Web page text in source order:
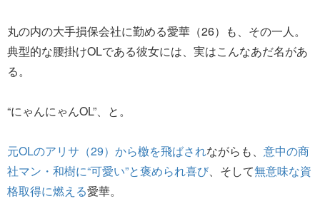
丸の内の大手損保会社に勤める愛華（26）も、その一人。
典型的な腰掛けOLである彼女には、実はこんなあだ名があ
る。
“にゃんにゃんOL”、と。
元OLのアリサ（29）から檄を飛ばされながらも、 意中の商
社マン・和樹に“可愛い”と褒められ喜び 、そして無意味な資
格取得に燃える愛華。